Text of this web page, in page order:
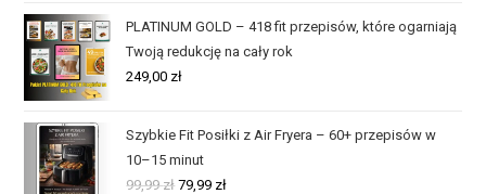
PLATINUM GOLD – 418 fit przepisów, które ogarniają
Twoją redukcję na cały rok
249,00 zł
Szybkie Fit Posiłki z Air Fryera – 60+ przepisów w
10–15 minut
99,99zł 79,99 zł